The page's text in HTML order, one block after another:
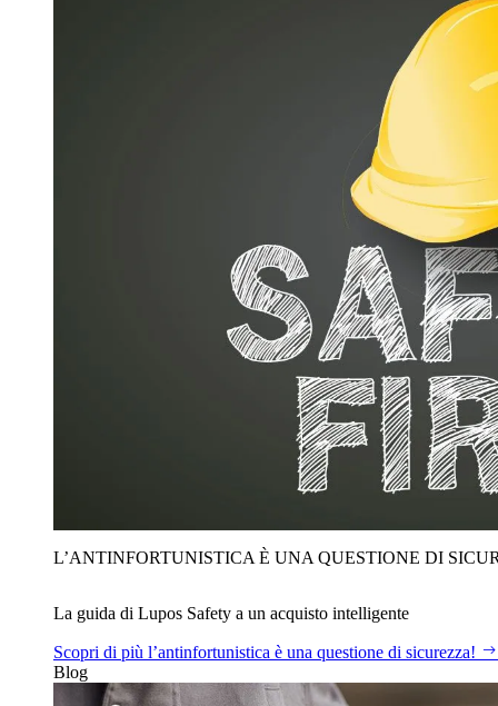
L’ANTINFORTUNISTICA È UNA QUESTIONE DI
La guida di Lupos Safety a un acquisto intelligente
Scopri di più l’antinfortunistica è una questione di sicurezza!
Blog